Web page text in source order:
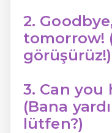
2.
tomorrow!
görüşürüz!)
3. Can you
(Bana
lütfen?)